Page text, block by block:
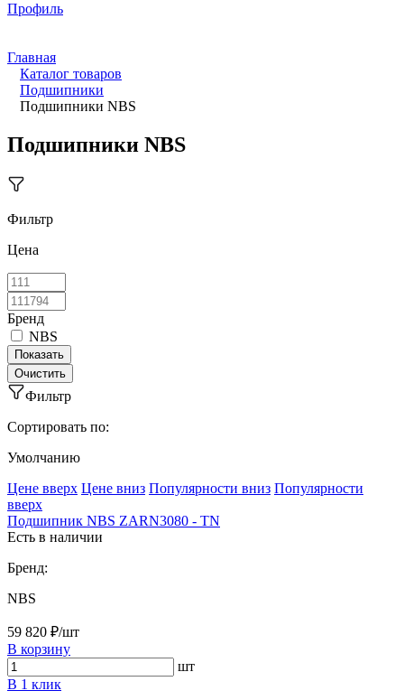
Профиль
Главная
Каталог товаров
Подшипники
Подшипники NBS
Подшипники NBS
Фильтр
Цена
Бренд
NBS
Фильтр
Сортировать по:
Умолчанию
Ценe вверх Ценe вниз Популярности вниз Популярности
вверх
Подшипник NBS ZARN3080 - TN
Есть в наличии
Бренд:
NBS
59 820 ₽/шт
В корзину
шт
В 1 клик